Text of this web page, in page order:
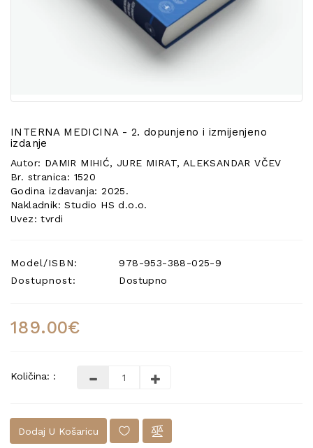
INTERNA MEDICINA - 2. dopunjeno i izmijenjeno
izdanje
Autor: DAMIR MIHIĆ, JURE MIRAT, ALEKSANDAR VČEV
Br. stranica: 1520
Godina izdavanja: 2025.
Nakladnik: Studio HS d.o.o.
Uvez: tvrdi
Model/ISBN:
978-953-388-025-9
Dostupnost:
Dostupno
189.00€
Količina: :
Dodaj U Košaricu